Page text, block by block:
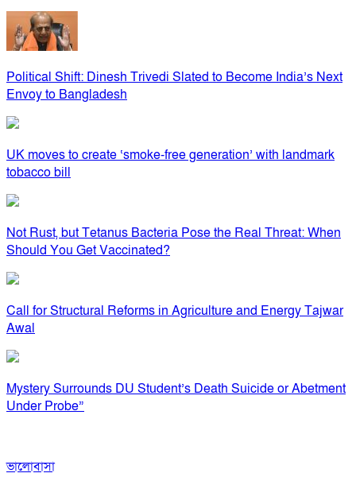
Political Shift: Dinesh Trivedi Slated to Become India’s Next
Envoy to Bangladesh
UK moves to create ‘smoke-free generation’ with landmark
tobacco bill
Not Rust, but Tetanus Bacteria Pose the Real Threat: When
Should You Get Vaccinated?
Call for Structural Reforms in Agriculture and Energy Tajwar
Awal
Mystery Surrounds DU Student’s Death Suicide or Abetment
Under Probe”
ভালোবাসা